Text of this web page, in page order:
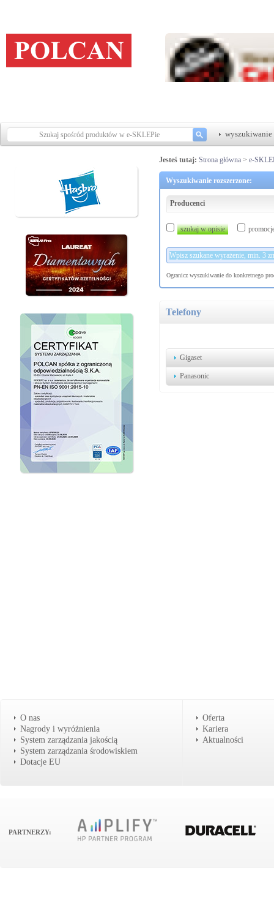
wyszukiwanie
Jesteś tutaj: Strona główna > e-
Wyszukiwanie rozszerzone:
Producenci
szukaj w opisie
Ogranicz wyszukiwanie do konkretnego
Telefony
Gigaset
Panasonic
O nas
Nagrody i wyróżnienia
System zarządzania jakością
System zarządzania środowiskiem
Dotacje EU
Oferta
Kariera
Aktualności
PARTNERZY: